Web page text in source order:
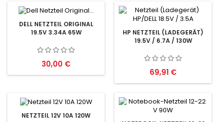
DELL NETZTEIL ORIGINAL
19.5V 3.34A 65W
Preis
30,00 €
HP NETZTEIL (LADEGERÄT)
19.5V / 6.7A / 130W
Preis
69,91 €
NETZTEIL 12V 10A 120W